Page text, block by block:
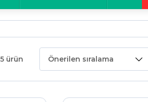
ürün